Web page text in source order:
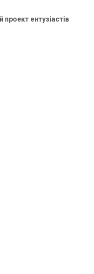
проект ентузіастів